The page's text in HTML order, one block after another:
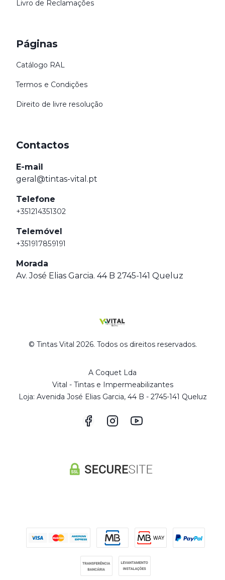
© Tintas Vital 2026. Todos os direitos reservados.
A Coquet Lda
Vital - Tintas e Impermeabilizantes
Loja: Avenida José Elias Garcia, 44 B - 2745-141 Queluz
Livro de Reclamações
Páginas
Catálogo RAL
Termos e Condições
Direito de livre resolução
Contactos
E-mail
geral@tintas-vital.pt
Telefone
+351214351302
Telemóvel
+351917859191
Morada
Av. José Elias Garcia. 44 B 2745-141 Queluz